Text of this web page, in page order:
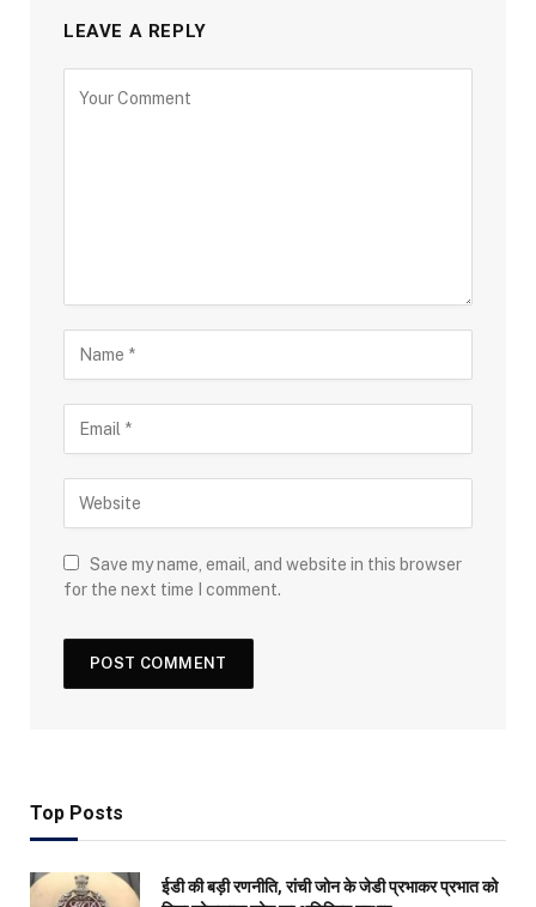
LEAVE A REPLY
Save my name, email, and website in this browser
for the next time I comment.
Top Posts
ईडी की बड़ी रणनीति, रांची जोन के जेडी प्रभाकर प्रभात को